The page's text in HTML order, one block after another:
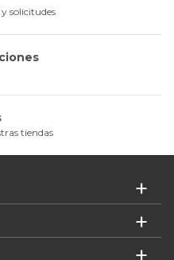
solicitudes
tiendas